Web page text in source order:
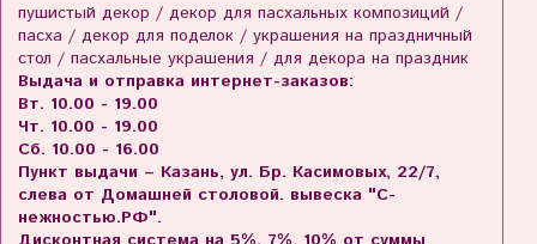
пушистый декор / декор для пасхальных композиций /
пасха / декор для поделок / украшения на праздничный
стол / пасхальные украшения / для декора на праздник
Выдача и отправка интернет-заказов:
Вт. 10.00 - 19.00
Чт. 10.00 - 19.00
Сб. 10.00 - 16.00
Пункт выдачи – Казань, ул. Бр. Касимовых, 22/7,
слева от Домашней столовой. вывеска "С-
нежностью.РФ".